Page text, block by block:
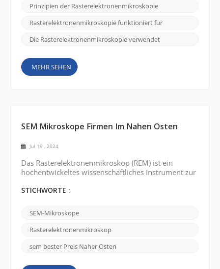
SEM funktioniert mithilfe einer Elektronenquelle,
üblicherweise einem erhitzten Wolframfaden oder
einer Feldemissionskanone, um einen
Prinzipien der Rasterelektronenmikroskopie
Rasterelektronenmikroskopie funktioniert für
Die Rasterelektronenmikroskopie verwendet
MEHR SEHEN
SEM Mikroskope Firmen Im Nahen Osten
Jul 19 , 2024
Das Rasterelektronenmikroskop (REM) ist ein
hochentwickeltes wissenschaftliches Instrument zur
Mehrere Länder im Nahen Osten verfügen über gut
Universitäten. Saudi-Arabien, die Vereinigten
Arabischen Emirate (VAE), die Türkei, Ägypten und
der Irak investieren stark in wissenschaftliche
STICHWORTE :
SEM-Mikroskope
Rasterelektronenmikroskop
sem bester Preis Naher Osten